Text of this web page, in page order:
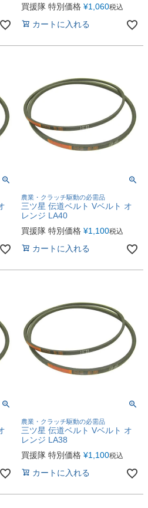
買援隊 特別価格 ¥1,060税込
カートに入れる
農業・クラッチ駆動の必需品
三ツ星 伝道ベルト Vベルト オ
レンジ LA40
買援隊 特別価格 ¥1,100税込
カートに入れる
農業・クラッチ駆動の必需品
三ツ星 伝道ベルト Vベルト オ
レンジ LA38
買援隊 特別価格 ¥1,100税込
カートに入れる